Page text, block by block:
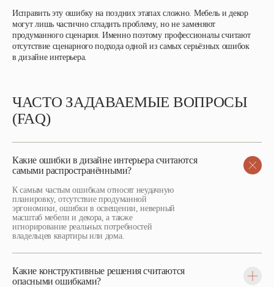
Исправить эту ошибку на поздних этапах сложно. Мебель и декор
могут лишь частично сгладить проблему, но не заменяют
продуманного сценария. Именно поэтому профессионалы считают
отсутствие сценарного подхода одной из самых серьёзных ошибок
в дизайне интерьера.
ЧАСТО ЗАДАВАЕМЫЕ ВОПРОСЫ
(FAQ)
Какие ошибки в дизайне интерьера считаются
самыми распространёнными?
К самым частым ошибкам относят неудачную
планировку, отсутствие продуманной
эргономики, ошибки в освещении, неверный
масштаб мебели и декора, а также
игнорирование реальных потребностей
владельцев квартиры или дома.
Какие конструктивные решения считаются
опасными ошибками?